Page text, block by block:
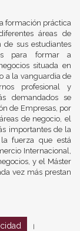
formación práctica
áreas de
de sus estudiantes
para formar a
situada en
a la vanguardia de
profesional y
demandados se
de Empresas, por
de negocio, el
importantes de la
fuerza que está
Internacional,
y el Máster
vez más prestan